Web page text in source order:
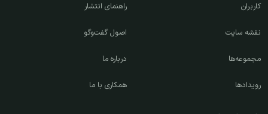
کاربران
نقشه سایت
مجموعه‌ها
رویدادها
راهنمای انتشار
اصول گفت‌وگو
درباره ما
همکاری با ما